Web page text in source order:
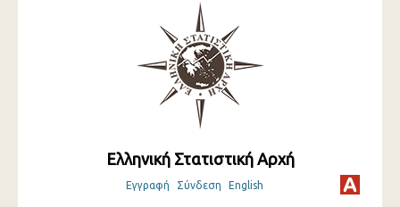
Ελληνική Στατιστική Αρχή
Εγγραφή Σύνδεση English